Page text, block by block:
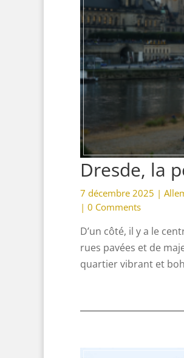
Dresde, la
7 décembre 2025 |
| 0 Comments
D’un côté, il y a le
rues pavées et de
quartier vibrant et